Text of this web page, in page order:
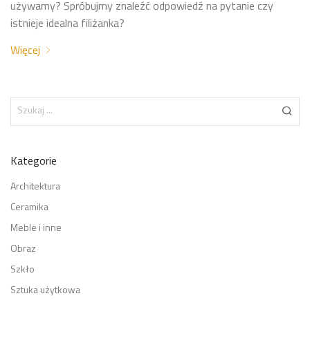
używamy? Spróbujmy znaleźć odpowiedź na pytanie czy
istnieje idealna filiżanka?
Więcej
Kategorie
Architektura
Ceramika
Meble i inne
Obraz
Szkło
Sztuka użytkowa